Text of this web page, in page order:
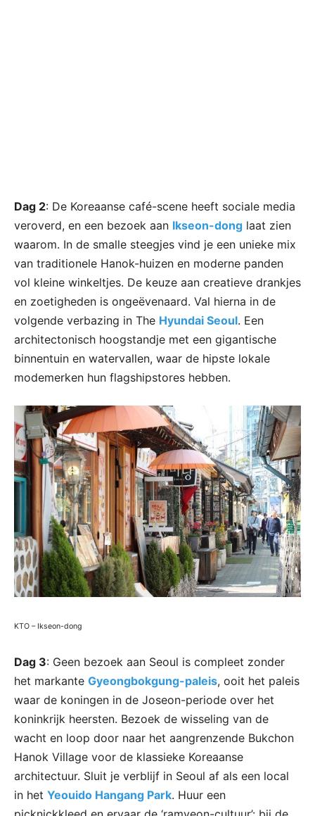
Dag 2: De Koreaanse café-scene heeft sociale media
veroverd, en een bezoek aan Ikseon-dong laat zien
waarom. In de smalle steegjes vind je een unieke mix
van traditionele Hanok-huizen en moderne panden
vol kleine winkeltjes. De keuze aan creatieve drankjes
en zoetigheden is ongeëvenaard. Val hierna in de
volgende verbazing in The Hyundai Seoul. Een
architectonisch hoogstandje met een gigantische
binnentuin en watervallen, waar de hipste lokale
modemerken hun flagshipstores hebben.
KTO – Ikseon-dong
Dag 3: Geen bezoek aan Seoul is compleet zonder
het markante Gyeongbokgung-paleis, ooit het paleis
waar de koningen in de Joseon-periode over het
koninkrijk heersten. Bezoek de wisseling van de
wacht en loop door naar het aangrenzende Bukchon
Hanok Village voor de klassieke Koreaanse
architectuur. Sluit je verblijf in Seoul af als een local
in het Yeouido Hangang Park. Huur een